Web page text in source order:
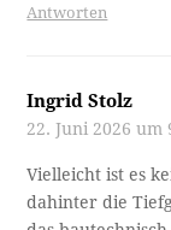
Antworten
Ingrid Stolz
22. Juni 2026 um
Vielleicht ist es
dahinter die